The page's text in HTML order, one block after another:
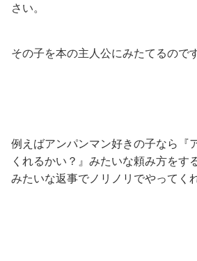
さい。
その子を本の主人公にみたてるのです
例えばアンパンマン好きの子なら『
くれるかい？』みたいな頼み方をす
みたいな返事でノリノリでやってく